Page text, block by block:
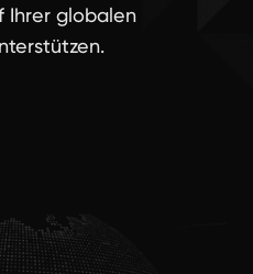
Ihrer globalen